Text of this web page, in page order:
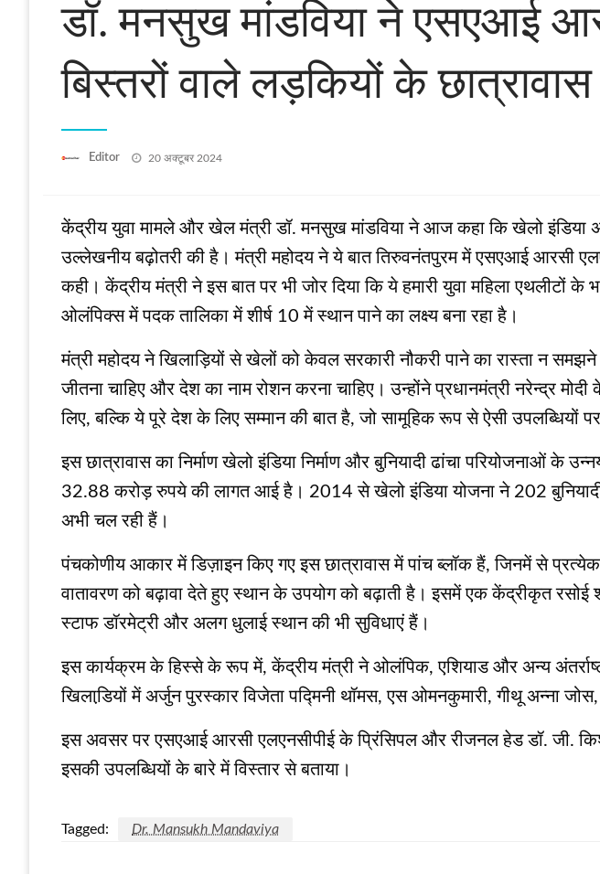
डॉ. मनसुख मांडविया ने एसएआई
बिस्तरों वाले लड़कियों के
Editor
Posted
20 अक्टूबर 2024
केंद्रीय युवा मामले और खेल मंत्री डॉ. मनसुख मांडविया ने आज कहा कि खेलो इंडिया
उल्लेखनीय बढ़ोतरी की है। मंत्री महोदय ने ये बात तिरुवनंतपुरम में एसएआई आरसी
कही। केंद्रीय मंत्री ने इस बात पर भी जोर दिया कि ये हमारी युवा महिला एथलीटों
ओलंपिक्‍स में पदक तालिका में शीर्ष 10 में स्थान पाने का लक्ष्य बना रहा है।
मंत्री महोदय ने खिलाड़ियों से खेलों को केवल सरकारी नौकरी पाने का रास्ता न
जीतना चाहिए और देश का नाम रोशन करना चाहिए। उन्होंने प्रधानमंत्री नरेन्द्र
लिए, बल्कि ये पूरे देश के लिए सम्मान की बात है, जो सामूहिक रूप से ऐसी उपलब्धियों पर
इस छात्रावास का निर्माण खेलो इंडिया निर्माण और बुनियादी ढांचा परियोजनाओं के
32.88 करोड़ रुपये की लागत आई है। 2014 से खेलो इंडिया योजना ने 202
अभी चल रही हैं।
पंचकोणीय आकार में डिज़ाइन किए गए इस छात्रावास में पांच ब्लॉक हैं, जिनमें से
वातावरण को बढ़ावा देते हुए स्थान के उपयोग को बढ़ाती है। इसमें एक केंद्रीकृत
स्टाफ डॉरमेट्री और अलग धुलाई स्‍थान की भी सुविधाएं हैं।
इस कार्यक्रम के हिस्से के रूप में, केंद्रीय मंत्री ने ओलंपिक, एशियाड और अन्य
खिलाडि़यों में अर्जुन पुरस्कार विजेता पद्मिनी थॉमस, एस ओमनकुमारी, गीथू अन्ना
इस अवसर पर एसएआई आरसी एलएनसीपीई के प्रिंसिपल और रीजनल हेड डॉ. जी.
इसकी उपलब्धियों के बारे में विस्‍तार से बताया।
Tagged: Dr. Mansukh Mandaviya